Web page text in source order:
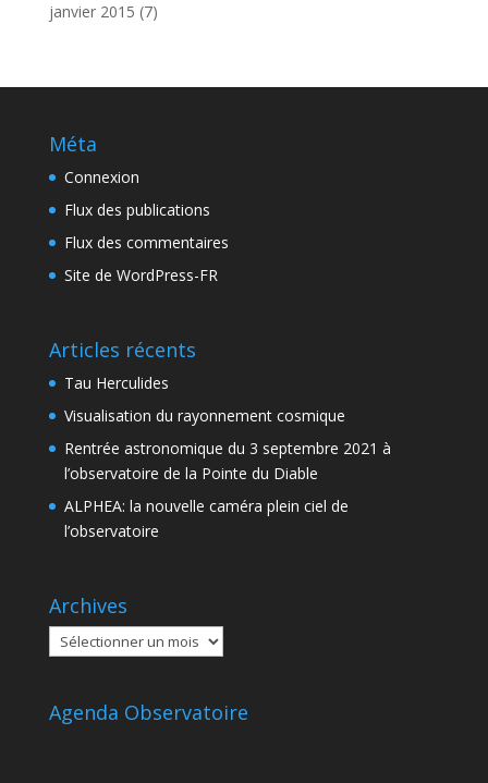
janvier 2015 (7)
Méta
Connexion
Flux des publications
Flux des commentaires
Site de WordPress-FR
Articles récents
Tau Herculides
Visualisation du rayonnement cosmique
Rentrée astronomique du 3 septembre 2021 à
l’observatoire de la Pointe du Diable
ALPHEA: la nouvelle caméra plein ciel de
l’observatoire
Archives
Archives
Agenda Observatoire